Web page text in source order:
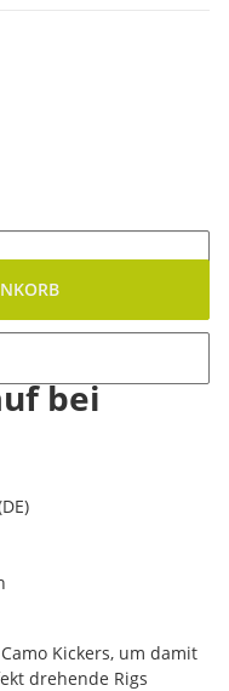
bei
Kickers, um damit
drehende Rigs